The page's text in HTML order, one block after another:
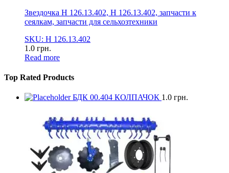
Звездочка Н 126.13.402, Н 126.13.402, запчасти к
сеялкам, запчасти для сельхозтехники
SKU: Н 126.13.402
1.0 грн.
Read more
Top Rated Products
БДК 00.404 КОЛПАЧОК 1.0 грн.